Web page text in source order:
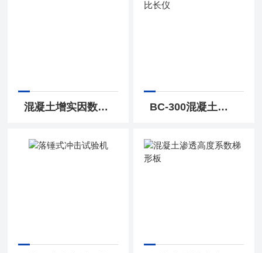
混凝土增实因数测定仪 BC-300混凝土碱骨料比长仪